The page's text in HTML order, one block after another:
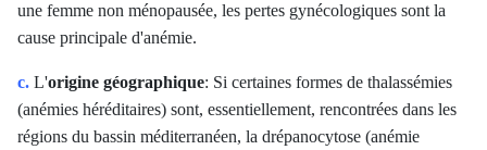
une femme non ménopausée, les pertes gynécologiques sont la
cause principale d'anémie.
c. L'origine géographique: Si certaines formes de thalassémies
(anémies héréditaires) sont, essentiellement, rencontrées dans les
régions du bassin méditerranéen, la drépanocytose (anémie